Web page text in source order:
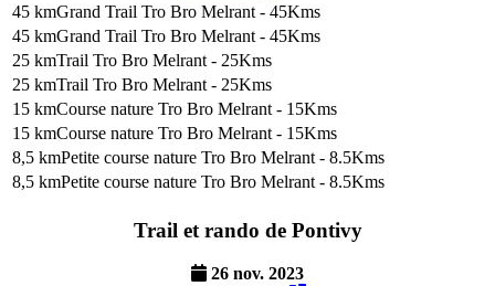
45 kmGrand Trail Tro Bro Melrant - 45Kms
45 kmGrand Trail Tro Bro Melrant - 45Kms
25 kmTrail Tro Bro Melrant - 25Kms
25 kmTrail Tro Bro Melrant - 25Kms
15 kmCourse nature Tro Bro Melrant - 15Kms
15 kmCourse nature Tro Bro Melrant - 15Kms
8,5 kmPetite course nature Tro Bro Melrant - 8.5Kms
8,5 kmPetite course nature Tro Bro Melrant - 8.5Kms
Trail et rando de Pontivy
26 nov. 2023